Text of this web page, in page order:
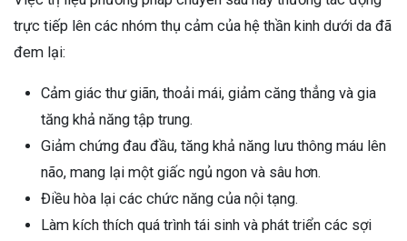
trực tiếp lên các nhóm thụ cảm của hệ thần kinh dưới da đã
đem lại:
Cảm giác thư giãn, thoải mái, giảm căng thẳng và gia
tăng khả năng tập trung.
Giảm chứng đau đầu, tăng khả năng lưu thông máu lên
não, mang lại một giấc ngủ ngon và sâu hơn.
Điều hòa lại các chức năng của nội tạng.
Làm kích thích quá trình tái sinh và phát triển các sợi